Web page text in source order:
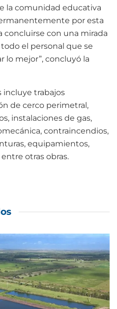
la comunidad educativa
por esta
concluirse con una mirada
el personal que se
lo mejor”, concluyó la
incluye trabajos
de cerco perimetral,
instalaciones de gas,
contraincendios,
equipamientos,
otras obras.